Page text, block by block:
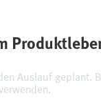
Auslauf geplant.